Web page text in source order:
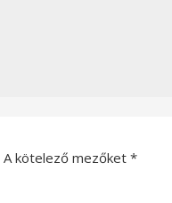
A kötelező mezőket *